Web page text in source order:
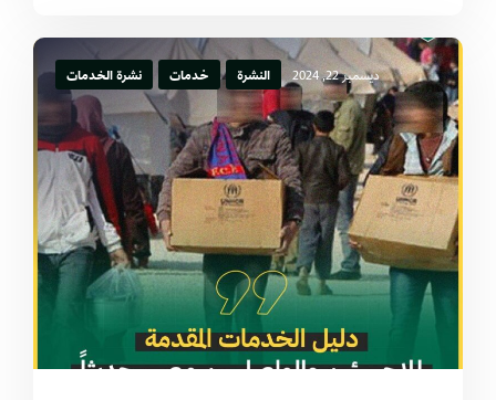
ديسمبر 22, 2024 النشرة خدمات نشرة الخدمات